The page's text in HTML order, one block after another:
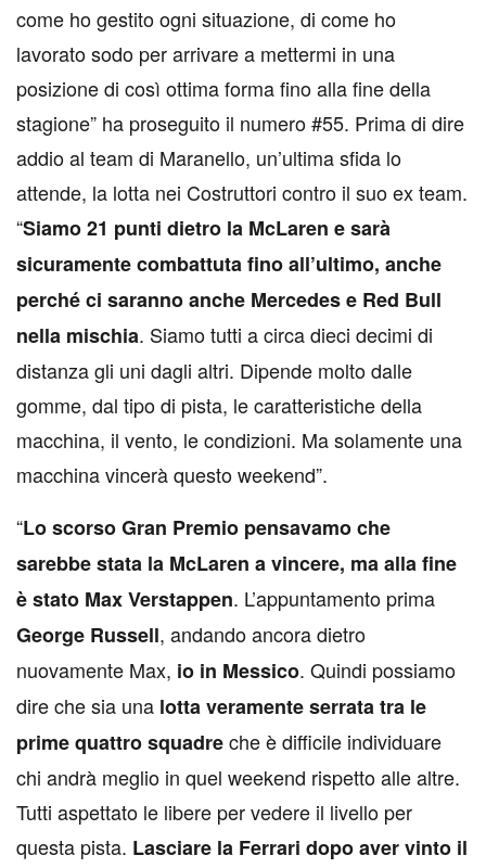
come ho gestito ogni situazione, di come ho
lavorato sodo per arrivare a mettermi in una
posizione di così ottima forma fino alla fine della
stagione” ha proseguito il numero #55. Prima di dire
addio al team di Maranello, un’ultima sfida lo
attende, la lotta nei Costruttori contro il suo ex team.
“Siamo 21 punti dietro la McLaren e sarà
sicuramente combattuta fino all’ultimo, anche
perché ci saranno anche Mercedes e Red Bull
nella mischia. Siamo tutti a circa dieci decimi di
distanza gli uni dagli altri. Dipende molto dalle
gomme, dal tipo di pista, le caratteristiche della
macchina, il vento, le condizioni. Ma solamente una
macchina vincerà questo weekend”.
“Lo scorso Gran Premio pensavamo che
sarebbe stata la McLaren a vincere, ma alla fine
è stato Max Verstappen. L’appuntamento prima
George Russell, andando ancora dietro
nuovamente Max, io in Messico. Quindi possiamo
dire che sia una lotta veramente serrata tra le
prime quattro squadreche è difficile individuare
chi andrà meglio in quel weekend rispetto alle altre.
Tutti aspettato le libere per vedere il livello per
questa pista. Lasciare la Ferrari dopo aver vinto il